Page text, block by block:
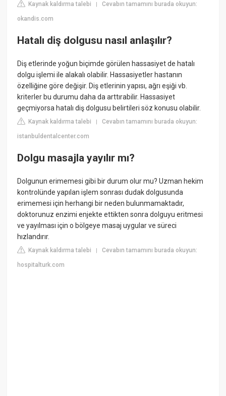
Kaynak kaldırma talebi |Cevabın tamamını burada okuyun:
okandis.com
Hatalı diş dolgusu nasıl anlaşılır?
Diş etlerinde yoğun biçimde görülen hassasiyet de hatalı
dolgu işlemi ile alakalı olabilir. Hassasiyetler hastanın
özelliğine göre değişir. Diş etlerinin yapısı, ağrı eşiği vb.
kriterler bu durumu daha da arttırabilir. Hassasiyet
geçmiyorsa hatalı diş dolgusu belirtileri söz konusu olabilir.
Kaynak kaldırma talebi |Cevabın tamamını burada okuyun:
istanbuldentalcenter.com
Dolgu masajla yayılır mı?
Dolgunun erimemesi gibi bir durum olur mu? Uzman hekim
kontrolünde yapılan işlem sonrası dudak dolgusunda
erimemesi için herhangi bir neden bulunmamaktadır,
doktorunuz enzimi enjekte ettikten sonra dolguyu eritmesi
ve yayılması için o bölgeye masaj uygular ve süreci
hızlandırır.
Kaynak kaldırma talebi |Cevabın tamamını burada okuyun:
hospitalturk.com